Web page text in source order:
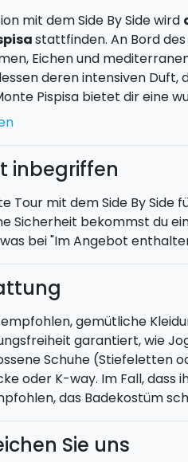
mit dem Side By Side wird
stattfinden. An Bord des
Eichen und
deren intensiven Duft,
Pispisa bietet dir eine
die Möglichkeit Tiere
zu sehen. Es
z.B. den
Pispisa aus kannst du ein
Inseln am Golf von
Berg Monte Inici sowie
die Sacrario di Pianto
die Exkursion ist nicht
dein Side By Side alleine
zu 2 Personen
gebucht.
inbegriffen
Tour mit dem Side By Side
Sicherheit bekommst du
bei "Im Angebot
empfohlen, gemütliche
garantiert, wie
Schuhe (Stiefeletten
oder K-way. Im Fall, dass
das Badekostüm
Sie uns